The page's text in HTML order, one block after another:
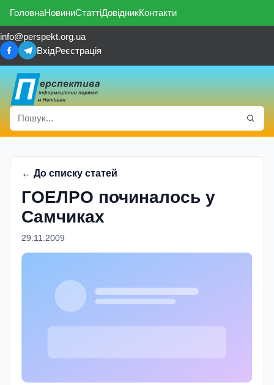
ГоловнаНовиниСтаттіДовідникКонтакти
info@perspekt.org.ua
ВхідРеєстрація
← До списку статей
ГОЕЛРО починалось у
Самчиках
29.11.2009